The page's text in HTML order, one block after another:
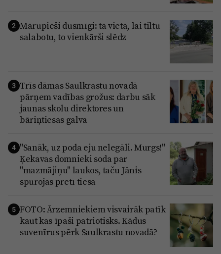
2 Mārupieši dusmīgi: tā vietā, lai tiltu
salabotu, to vienkārši slēdz
3 Trīs dāmas Saulkrastu novadā
pārņem vadības grožus: darbu sāk
jaunas skolu direktores un
bāriņtiesas galva
4 "Sanāk, uz poda eju nelegāli. Murgs!"
Ķekavas domnieki soda par
"mazmājiņu" laukos, taču Jānis
spurojas pretī tiesā
5 FOTO: Ārzemniekiem visvairāk patīk
kaut kas īpaši patriotisks. Kādus
suvenīrus pērk Saulkrastu novadā?